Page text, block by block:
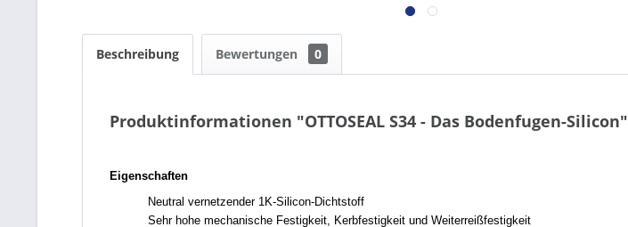
Beschreibung Bewertungen 0
Produktinformationen "OTTOSEAL S34 - Das Bodenfugen-Silicon"
Eigenschaften
Neutral vernetzender 1K-Silicon-Dichtstoff
Sehr hohe mechanische Festigkeit, Kerbfestigkeit und Weiterreißfestigkeit